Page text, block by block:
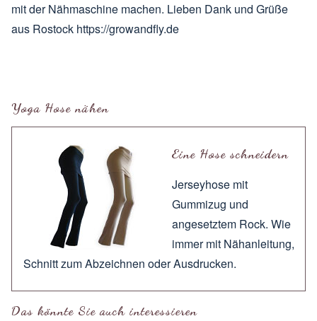
mit der Nähmaschine machen. Lieben Dank und Grüße
aus Rostock https://growandfly.de
Yoga Hose nähen
Eine Hose schneidern
Jerseyhose mit
Gummizug und
angesetztem Rock. Wie
immer mit Nähanleitung,
Schnitt zumAbzeichnen oderAusdrucken.
Das könnte Sie auch interessieren